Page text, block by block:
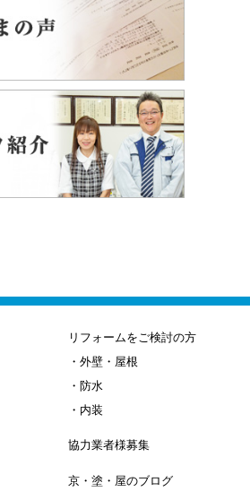
リフォームをご検討の方
・外壁・屋根
・防水
・内装
協力業者様募集
京・塗・屋のブログ